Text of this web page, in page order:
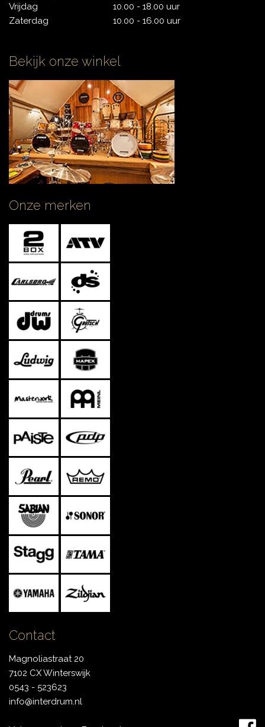
Vrijdag
Zaterdag
10.00 - 18.00 uur
10.00 - 16.00 uur
Bekijk onze winkel
Onze merken
Contact
Magnoliastraat 20
7102 CX Winterswijk
0543 - 523623
info@interdrum.nl